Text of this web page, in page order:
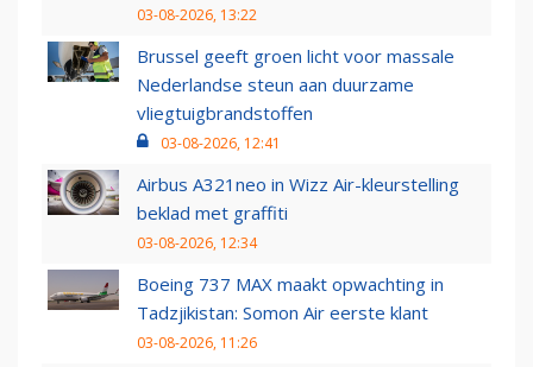
03-08-2026, 13:22
Brussel geeft groen licht voor massale
Nederlandse steun aan duurzame
vliegtuigbrandstoffen
03-08-2026, 12:41
Airbus A321neo in Wizz Air-kleurstelling
beklad met graffiti
03-08-2026, 12:34
Boeing 737 MAX maakt opwachting in
Tadzjikistan: Somon Air eerste klant
03-08-2026, 11:26